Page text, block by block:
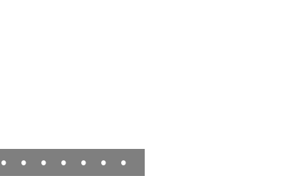
• • • • • • •